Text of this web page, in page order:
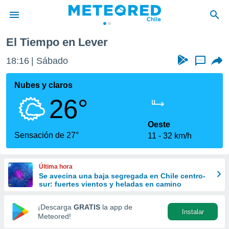
de
por
que se
calidad.
a este
las
y
forma
digital
basada
El Tiempo en Lever
18:16 Sábado ...
Nubes y claros
26°
Sensación de 27°
Oeste
11
32 km/h
Última hora
Se avecina una baja segregada en Chile centro-
sur: fuertes vientos y heladas en camino
¡Descarga GRATIS la app de
Meteored!
Instalar